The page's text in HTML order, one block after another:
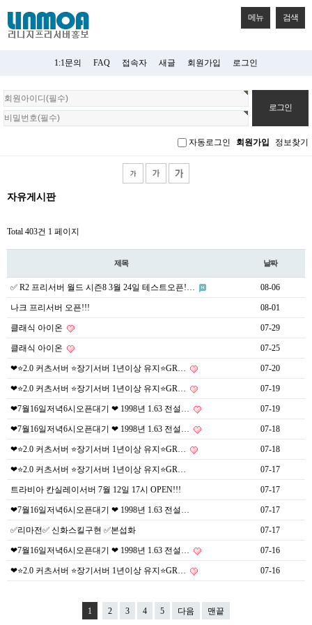
메뉴 검색
1:1문의 FAQ 접속자 새글 회원가입 로그인
회
원
로
자동로그인 회원가입 정보찾기
자유게시판
Total 403건 1 페이지
제목 날짜
✅ R2 프리서버 월드 시즌8 3월 24일 테스트오픈!… 08-06
나크 프리서버 오픈!!! 08-01
클래식 아이온 07-29
클래식 아이온 07-25
❤⭐️2.0 커츠서버 ⭐️장기서버 1년이상 유지⭐️GR… 07-20
❤⭐️2.0 커츠서버 ⭐️장기서버 1년이상 유지⭐️GR… 07-19
❤7월16일저녁6시오픈대기 ❤ 1998년 1.63 전설… 07-19
❤7월16일저녁6시오픈대기 ❤ 1998년 1.63 전설… 07-18
❤⭐️2.0 커츠서버 ⭐️장기서버 1년이상 유지⭐️GR… 07-18
❤⭐️2.0 커츠서버 ⭐️장기서버 1년이상 유지⭐️GR… 07-17
트라비아 칸실레이서버 7월 12일 17시 OPEN!!! 07-17
❤7월16일저녁6시오픈대기 ❤ 1998년 1.63 전설… 07-17
✅리마전✅ 신화스킬구현 ✅본섭화 07-17
❤7월16일저녁6시오픈대기 ❤ 1998년 1.63 전설… 07-16
❤⭐️2.0 커츠서버 ⭐️장기서버 1년이상 유지⭐️GR… 07-16
1 2 3 4 5 다음 맨끝